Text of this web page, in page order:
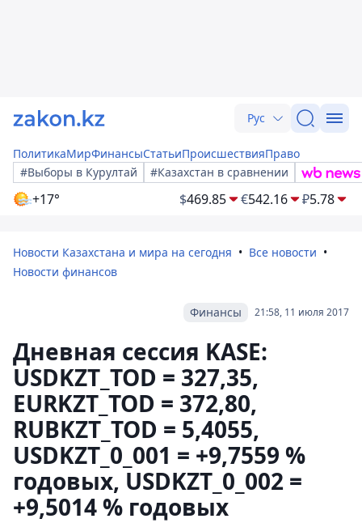
Рус
ПолитикаМирФинансыСтатьиПроисшествияПраво
#Выборы в Курултай
#Казахстан в сравнении
+17° $469.85 €542.16 ₽5.78
Новости Казахстана и мира на сегодня
Все новости
Новости финансов
21:58, 11 июля 2017
Финансы
Дневная сессия KASE:
USDKZT_TOD = 327,35,
EURKZT_TOD = 372,80,
RUBKZT_TOD = 5,4055,
USDKZT_0_001 = +9,7559 %
годовых, USDKZT_0_002 =
+9,5014 % годовых